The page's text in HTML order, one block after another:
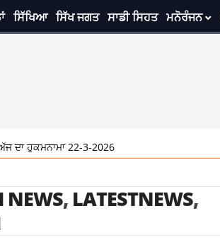
ਸਿੱਖਿਆ ਸਿੱਖ ਜਗਤ ਸਾਡੀ ਸਿਹਤ ਮਨੋਰੰਜਨ
ਹੁਕਮਨਾਮਾ 22-3-2026
NEWS, LATESTNEWS,